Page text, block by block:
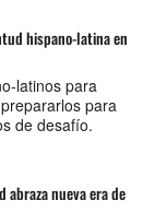
hispano-latina en
latinos para
para
de desafío.
abraza nueva era de